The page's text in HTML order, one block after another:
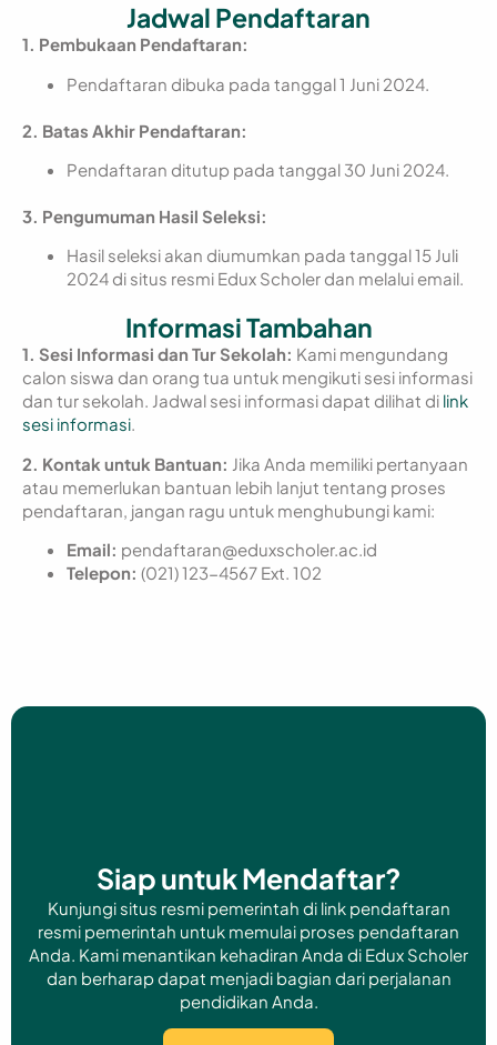
Jadwal Pendaftaran
1. Pembukaan Pendaftaran:
Pendaftaran dibuka pada tanggal 1 Juni 2024.
2. Batas Akhir Pendaftaran:
Pendaftaran ditutup pada tanggal 30 Juni 2024.
3. Pengumuman Hasil Seleksi:
Hasil seleksi akan diumumkan pada tanggal 15 Juli
2024 di situs resmi Edux Scholer dan melalui email.
Informasi Tambahan
1. Sesi Informasi dan Tur Sekolah: Kami mengundang
calon siswa dan orang tua untuk mengikuti sesi informasi
dan tur sekolah. Jadwal sesi informasi dapat dilihat di link
sesi informasi.
2. Kontak untuk Bantuan: Jika Anda memiliki pertanyaan
atau memerlukan bantuan lebih lanjut tentang proses
pendaftaran, jangan ragu untuk menghubungi kami:
Email: pendaftaran@eduxscholer.ac.id
Telepon: (021) 123-4567 Ext. 102
Siap untuk Mendaftar?
Kunjungi situs resmi pemerintah di link pendaftaran
resmi pemerintah untuk memulai proses pendaftaran
Anda. Kami menantikan kehadiran Anda di Edux Scholer
dan berharap dapat menjadi bagian dari perjalanan
pendidikan Anda.